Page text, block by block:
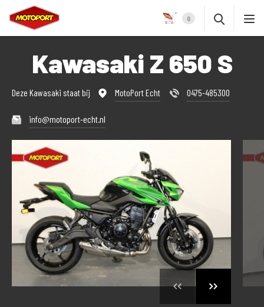
0
Kawasaki Z 650 S
Deze Kawasaki staat bij MotoPort Echt 0475-485300
info@motoport-echt.nl